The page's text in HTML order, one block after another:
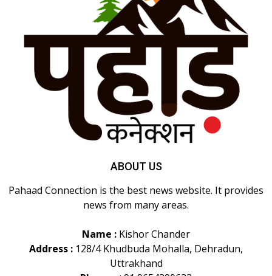
ABOUT US
Pahaad Connection is the best news website. It provides
news from many areas.
Name : Kishor Chander
Address : 128/4 Khudbuda Mohalla, Dehradun,
Uttrakhand